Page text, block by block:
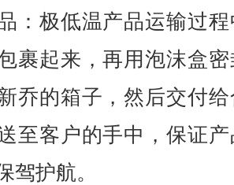
：极低温产品运输过
裹起来，再用泡沫盒
乔的箱子，然后交付
至客户的手中，保证
驾护航。